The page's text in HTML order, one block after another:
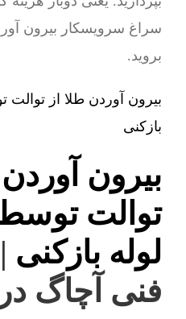
سراغ سرویسکار بیرون
بروید.
بیرون آوردن طلا از
بازکنی
بیرون آوردن
توالت
لوله بازکنی
فنی آچاگ